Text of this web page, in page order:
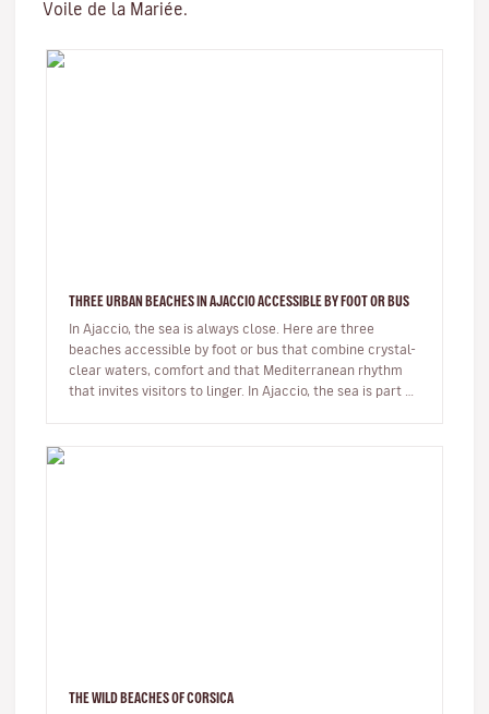
Voile de la Mariée.
THREE URBAN BEACHES IN AJACCIO ACCESSIBLE BY FOOT OR BUS
In Ajaccio, the sea is always close. Here are three
beaches accessible by foot or bus that combine crystal-
clear waters, comfort and that Mediterranean rhythm
that invites visitors to linger. In Ajaccio, the sea is part of
THE WILD BEACHES OF CORSICA